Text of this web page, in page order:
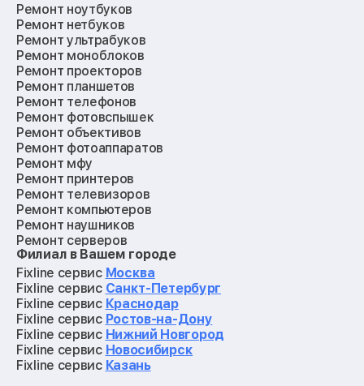
Ремонт ноутбуков
Ремонт нетбуков
Ремонт ультрабуков
Ремонт моноблоков
Ремонт проекторов
Ремонт планшетов
Ремонт телефонов
Ремонт фотовспышек
Ремонт объективов
Ремонт фотоаппаратов
Ремонт мфу
Ремонт принтеров
Ремонт телевизоров
Ремонт компьютеров
Ремонт наушников
Ремонт серверов
Ремонт мониторов
Ремонт квадрокоптеров
Ремонт электросамокатов
Ремонт материнских плат
Ремонт видеокарт
Ремонт кофемашин
Ремонт vr систем
Ремонт игровых приставок
Филиал в Вашем городе
Fixline сервис Москва
Fixline сервис Санкт-Петербург
Fixline сервис Краснодар
Fixline сервис Ростов-на-Дону
Fixline сервис Нижний Новгород
Fixline сервис Новосибирск
Fixline сервис Казань